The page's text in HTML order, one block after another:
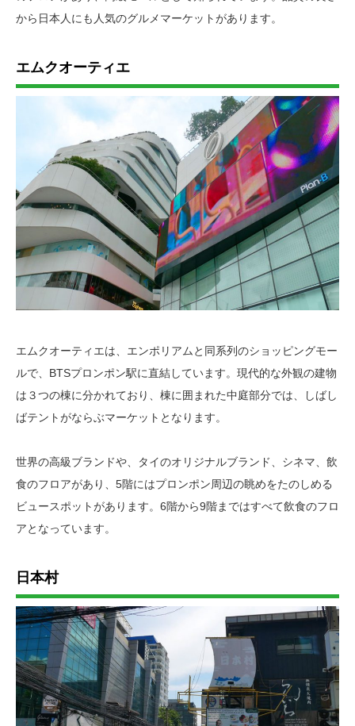
から日本人にも人気のグルメマーケットがあります。
エムクオーティエ
エムクオーティエは、エンポリアムと同系列のショッピングモー
ルで、BTSプロンポン駅に直結しています。現代的な外観の建物
は３つの棟に分かれており、棟に囲まれた中庭部分では、しばし
ばテントがならぶマーケットとなります。
世界の高級ブランドや、タイのオリジナルブランド、シネマ、飲
食のフロアがあり、5階にはプロンポン周辺の眺めをたのしめる
ビュースポットがあります。6階から9階まではすべて飲食のフロ
アとなっています。
日本村